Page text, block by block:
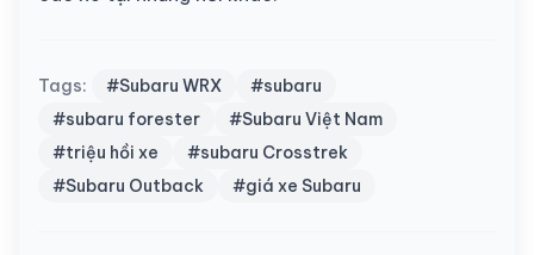
Tags: #Subaru WRX
#subaru
#subaru forester
#Subaru Việt Nam
#triệu hồi xe
#subaru Crosstrek
#Subaru Outback
#giá xe Subaru